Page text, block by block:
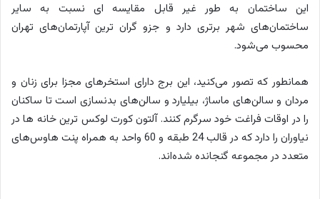
این ساختمان به طور غیر قابل مقایسه ای نسبت به سایر
ساختمان‌های شهر برتری دارد و جزو گران ترین آپارتمان‌های تهران
محسوب می‌شود.
همانطور که تصور می‌کنید، این برج دارای استخرهای مجزا برای زنان و
مردان و سالن‌های ماساژ، بیلیارد و سالن‌های بدنسازی است تا ساکنان
را در اوقات فراغت خود سرگرم کنند. آلتون کورت لوکس ترین خانه ها در
نیاوران را دارد که در قالب 24 طبقه و 60 واحد به همراه پنت هاوس‌های
متعدد در مجموعه گنجانده شده‌اند.